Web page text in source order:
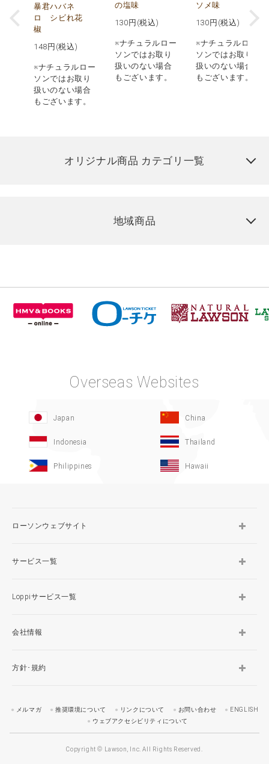
暴君ハバネ
ロ シビれ花
椒
148 円(税込)
※ナチュラルロー
ソンではお取り
扱いのない場合
もございます。
の塩味
130 円(税込)
※ナチュラルロー
ソンではお取り
扱いのない場合
もございます。
ソメ味
130 円(税込)
※ナチュラルロー
ソンではお取り
扱いのない場合
もございます。
オリジナル商品 カテゴリ一覧
地域商品
Overseas Websites
Japan China
Indonesia Thailand
Philippines Hawaii
ローソンウェブサイト
サービス一覧
Loppiサービス一覧
会社情報
方針･規約
メルマガ 推奨環境について リンクについて お問い合わせ
ENGLISH
ウェブアクセシビリティについて
Copyright © Lawson, Inc. All Rights Reserved.